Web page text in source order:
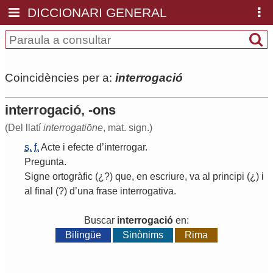
DICCIONARI GENERAL
Coincidències per a: interrogació
interrogació, -ons
(Del llatí interrogatiōne, mat. sign.)
s. f. Acte i efecte d’interrogar.
Pregunta.
Signe ortogràfic (¿?) que, en escriure, va al principi (¿) i
al final (?) d’una frase interrogativa.
Buscar interrogació en:
Bilingüe
Sinònims Rima